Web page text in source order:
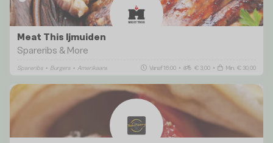
Meat This Ijmuiden
Spareribs & More
Spareribs • Burgers • Amerikaans Vanaf 16:00 • € 3,00 • Min. € 30,00